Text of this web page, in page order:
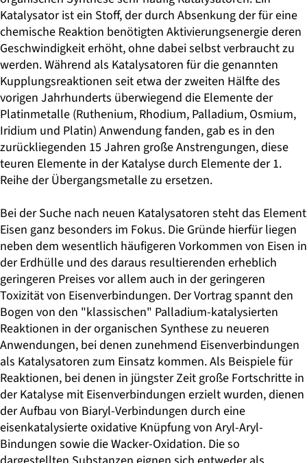
Katalysator ist ein Stoff, der durch Absenkung der für eine
chemische Reaktion benötigten Aktivierungsenergie deren
Geschwindigkeit erhöht, ohne dabei selbst verbraucht zu
werden. Während als Katalysatoren für die genannten
Kupplungsreaktionen seit etwa der zweiten Hälfte des
vorigen Jahrhunderts überwiegend die Elemente der
Platinmetalle (Ruthenium, Rhodium, Palladium, Osmium,
Iridium und Platin) Anwendung fanden, gab es in den
zurückliegenden 15 Jahren große Anstrengungen, diese
teuren Elemente in der Katalyse durch Elemente der 1.
Reihe der Übergangsmetalle zu ersetzen.
Bei der Suche nach neuen Katalysatoren steht das Element
Eisen ganz besonders im Fokus. Die Gründe hierfür liegen
neben dem wesentlich häufigeren Vorkommen von Eisen in
der Erdhülle und des daraus resultierenden erheblich
geringeren Preises vor allem auch in der geringeren
Toxizität von Eisenverbindungen. Der Vortrag spannt den
Bogen von den "klassischen" Palladium-katalysierten
Reaktionen in der organischen Synthese zu neueren
Anwendungen, bei denen zunehmend Eisenverbindungen
als Katalysatoren zum Einsatz kommen. Als Beispiele für
Reaktionen, bei denen in jüngster Zeit große Fortschritte in
der Katalyse mit Eisenverbindungen erzielt wurden, dienen
der Aufbau von Biaryl-Verbindungen durch eine
eisenkatalysierte oxidative Knüpfung von Aryl-Aryl-
Bindungen sowie die Wacker-Oxidation. Die so